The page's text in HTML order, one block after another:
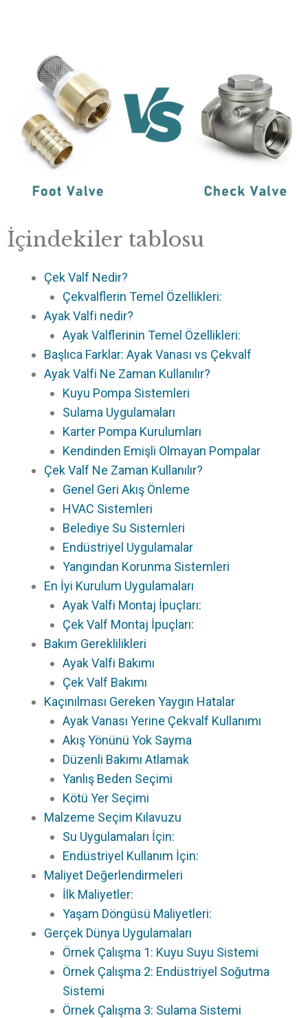
İçindekiler tablosu
Çek Valf Nedir?
Çekvalflerin Temel Özellikleri:
Ayak Valfi nedir?
Ayak Valflerinin Temel Özellikleri:
Başlıca Farklar: Ayak Vanası vs Çekvalf
Ayak Valfi Ne Zaman Kullanılır?
Kuyu Pompa Sistemleri
Sulama Uygulamaları
Karter Pompa Kurulumları
Kendinden Emişli Olmayan Pompalar
Çek Valf Ne Zaman Kullanılır?
Genel Geri Akış Önleme
HVAC Sistemleri
Belediye Su Sistemleri
Endüstriyel Uygulamalar
Yangından Korunma Sistemleri
En İyi Kurulum Uygulamaları
Ayak Valfi Montaj İpuçları:
Çek Valf Montaj İpuçları:
Bakım Gereklilikleri
Ayak Valfi Bakımı
Çek Valf Bakımı
Kaçınılması Gereken Yaygın Hatalar
Ayak Vanası Yerine Çekvalf Kullanımı
Akış Yönünü Yok Sayma
Düzenli Bakımı Atlamak
Yanlış Beden Seçimi
Kötü Yer Seçimi
Malzeme Seçim Kılavuzu
Su Uygulamaları İçin:
Endüstriyel Kullanım İçin:
Maliyet Değerlendirmeleri
İlk Maliyetler:
Yaşam Döngüsü Maliyetleri:
Gerçek Dünya Uygulamaları
Örnek Çalışma 1: Kuyu Suyu Sistemi
Örnek Çalışma 2: Endüstriyel Soğutma
Sistemi
Örnek Çalışma 3: Sulama Sistemi